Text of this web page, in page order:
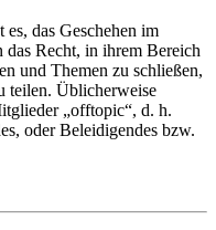
das Geschehen im
das Recht, in ihrem Bereich
und Themen zu schließen,
teilen. Üblicherweise
„offtopic“, d. h.
oder Beleidigendes bzw.